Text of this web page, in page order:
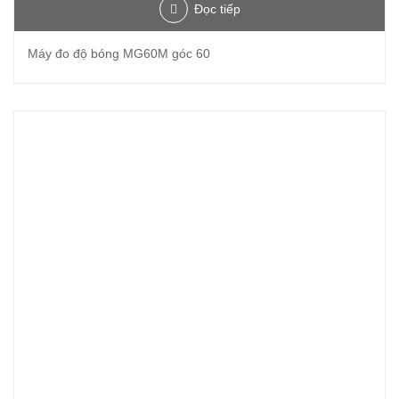
Đọc tiếp
Máy đo độ bóng MG60M góc 60